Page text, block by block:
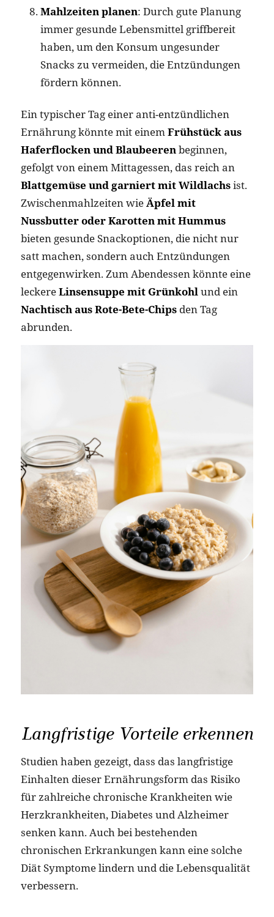
Mahlzeiten planen: Durch gute Planung
immer gesunde Lebensmittel griffbereit
haben, um den Konsum ungesunder
Snacks zu vermeiden, die Entzündungen
fördern können.
Ein typischer Tag einer anti-entzündlichen
Ernährung könnte mit einemFrühstück aus
Haferflocken und Blaubeerenbeginnen,
gefolgt von einem Mittagessen, das reich an
Blattgemüse und garniert mit Wildlachsist.
Zwischenmahlzeiten wieÄpfel mit
Nussbutter oder Karotten mit Hummus
bieten gesunde Snackoptionen, die nicht nur
satt machen, sondern auch Entzündungen
entgegenwirken. Zum Abendessen könnte eine
leckereLinsensuppe mit Grünkohlund ein
Nachtisch aus Rote-Bete-Chipsden Tag
abrunden​​.
Langfristige Vorteile erkennen
Studien haben gezeigt, dass das langfristige
Einhalten dieser Ernährungsform das Risiko
für zahlreiche chronische Krankheiten wie
Herzkrankheiten, Diabetes und Alzheimer
senken kann. Auch bei bestehenden
chronischen Erkrankungen kann eine solche
Diät Symptome lindern und die Lebensqualität
verbessern​.